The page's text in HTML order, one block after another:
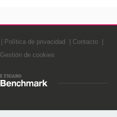
Política de privacidad
Contacto
Gestión de cookies